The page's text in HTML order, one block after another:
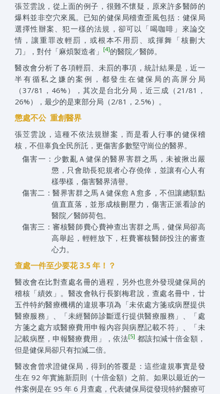
張苙雲說，從上面的例子，很難不懷疑，原來許多醫師的
爆料並非空穴來風。已知的健保局稽查歪風包括：健保局
選擇性辦案、犯一樣的法規，卻可以「喝咖啡」來論交
情，讓重罪改輕罰，或根本不用罰、或揮舞「核刪大
刀」，對付「麻煩製造者」
[4]的醫院／醫師。
醫改會分析了各項輕罰、未罰的事項，統計結果是，近一
半有循私之嫌的案例，都發生在健保局的高屏分局
（37/81，46%），其次是台北分局，近三成（21/81，
26%），最少的是東部分局（2/81，2.5%）。
懲處不公 重創醫界
張苙雲說，這種不依法規辦案，而是看人行事的健保稽
核，不但辜負全民所託，更傷害多數堅守崗位的醫界。
傷害一：少數亂Ａ健保的醫界害群之馬，未被揪出嚴
懲，只會助長犯規者心存僥倖，並讓有心人有
樣學樣，傷害醫界清譽。
傷害二：醫界害群之馬Ａ健保愈Ａ愈多，不但讓總額點
值直直落，並形成核刪壓力，傷害正派看診的
醫院／醫師荷包。
傷害三：審核醫師費心費神查出害群之馬，健保局卻高
高舉起，輕輕放下，枉費審核醫師投注的審查
心力。
查處一件至少要花 3.5 年！？
醫改會在比對查處名冊的過程，另外也意外發現健保局的
稽核「績效」。醫改會執行長劉梅君說，查處名冊中，廿
五件特約醫療機構的違規事項為「未依處方箋或病歷提供
醫療服務」、「未經醫師診斷逕行提供醫療服務」、「處
方箋之處方或醫療費用申報內容與病歷記載不符」、「未
記載病歷，申報醫療費用」，依法[5] 都該扣減十倍金額，
但是健保局卻只有扣減二倍。
醫改會曾求證健保局，得到的答覆是：這些違規事實是發
生在 92 年實施新罰則（十倍金額）之前。如果以最近的一
件案例是在 95 年 6 月查處，代表健保局從發現特約醫療可